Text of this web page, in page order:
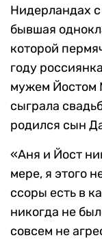
Нидерландах с
бывшая
которой
году
мужем Йостом
сыграла
родился сын
«Аня и Йост
мере, я этого
ссоры есть в
никогда не
совсем не